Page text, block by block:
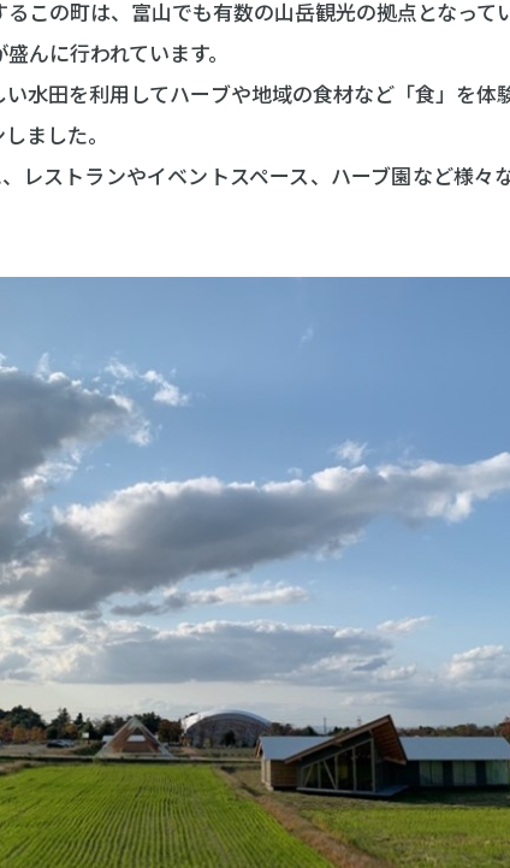
この町は、富山でも有数の山岳観光の拠点となって
んに行われています。
水田を利用してハーブや地域の食材など「食」を体
ました。
レストランやイベントスペース、ハーブ園など様々